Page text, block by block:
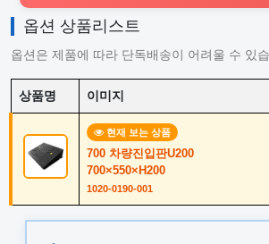
옵션 상품리스트
옵션은 제품에 따라 단독배송이 어려울 수 있
상품명 이미지
현재 보는 상품
700 차량진입판U200
700×550×H200
1020-0190-001